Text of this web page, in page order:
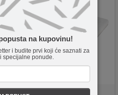
na kupovinu!
i budite prvi koji će saznati za
specijalne ponude.